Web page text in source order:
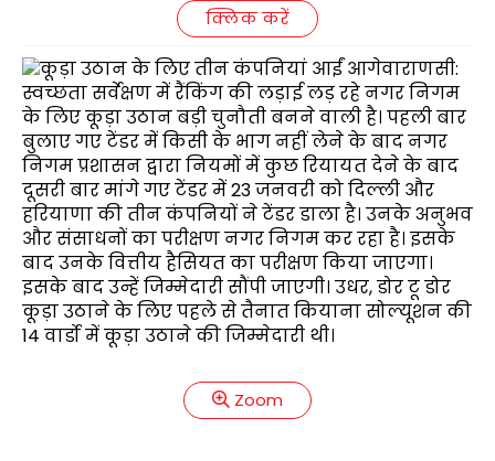
क्लिक करें
Zoom